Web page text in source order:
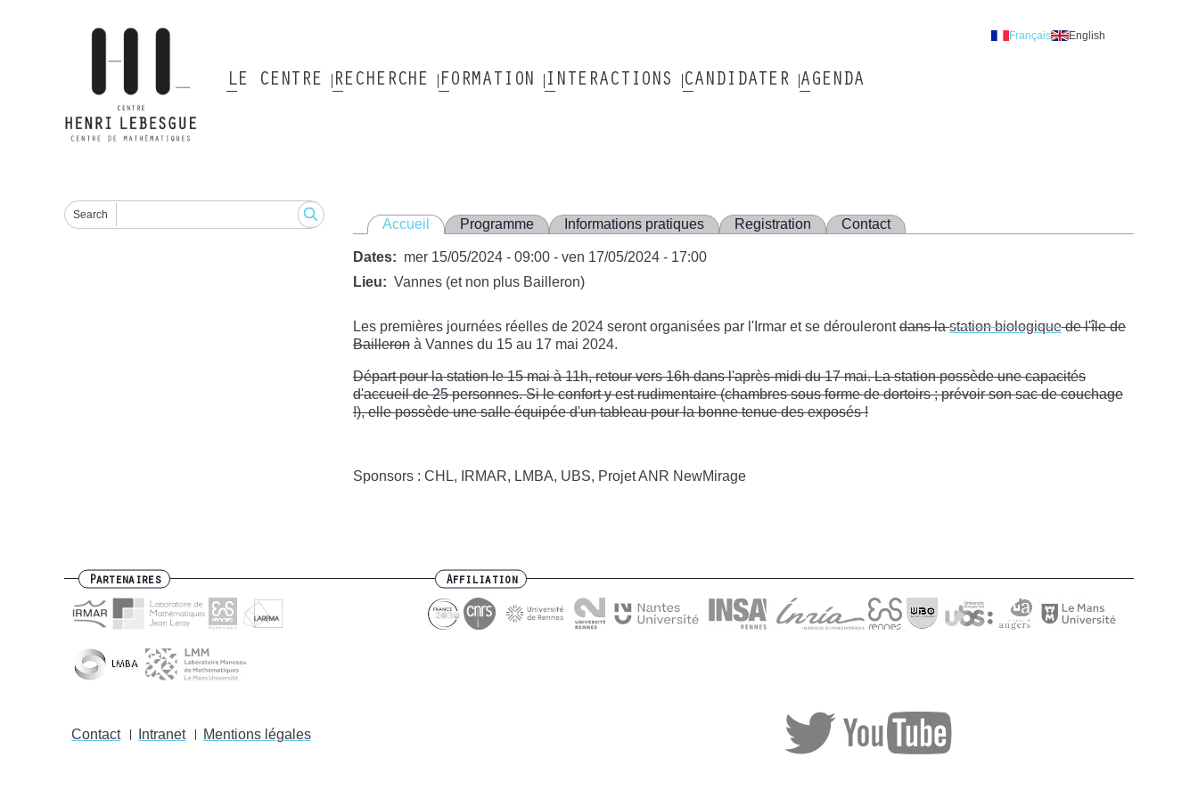
Français English
Main
LE CENTRE RECHERCHE FORMATION INTERACTIONS CANDIDATER AGENDA
Search
Accueil Programme Informations pratiques Registration Contact
Dates mer 15/05/2024 - 09:00 - ven 17/05/2024 - 17:00
Lieu
Vannes (et non plus Bailleron)
Les premières journées réelles de 2024 seront organisées par l'Irmar et se déroulerontdans lastation biologiquede l'île de
Bailleron à Vannes du 15 au 17 mai 2024.
Départ pour la station le 15 mai à 11h, retour vers 16h dans l'après-midi du 17 mai. La station possède une capacités
d'accueil de 25 personnes. Si le confort y est rudimentaire (chambres sous forme de dortoirs ; prévoir son sac de couchage
!), elle possède une salle équipée d'un tableau pour la bonne tenue des exposés !
Sponsors : CHL, IRMAR, LMBA, UBS, Projet ANR NewMirage
Partenaires Affiliation
Footer
Contact Intranet Mentions légales